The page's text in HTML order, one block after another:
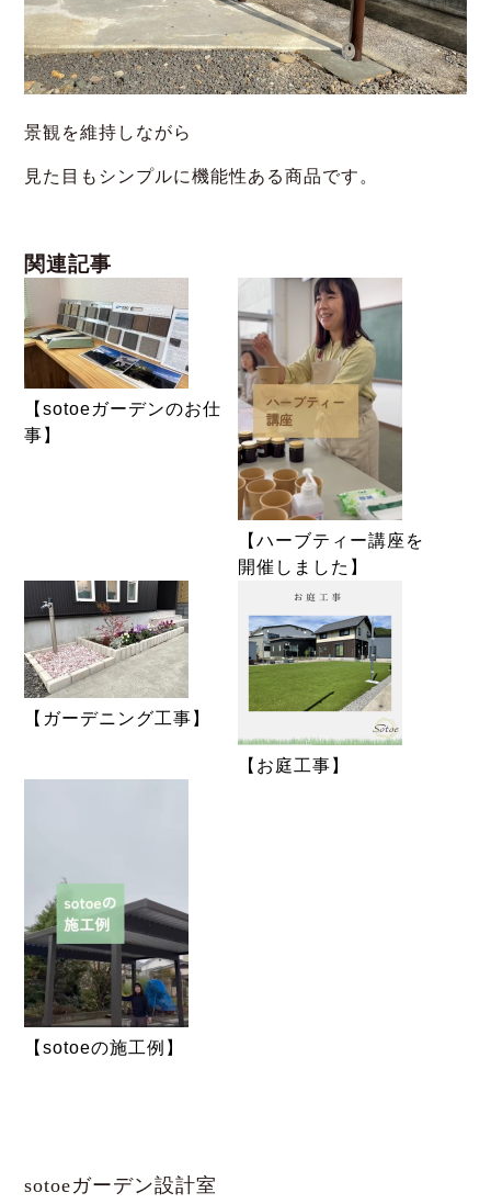
景観を維持しながら
見た目もシンプルに機能性ある商品です。
関連記事
【sotoeガーデンのお仕
事】
【ハーブティー講座を
開催しました】
【ガーデニング工事】
【お庭工事】
【sotoeの施工例】
sotoeガーデン設計室